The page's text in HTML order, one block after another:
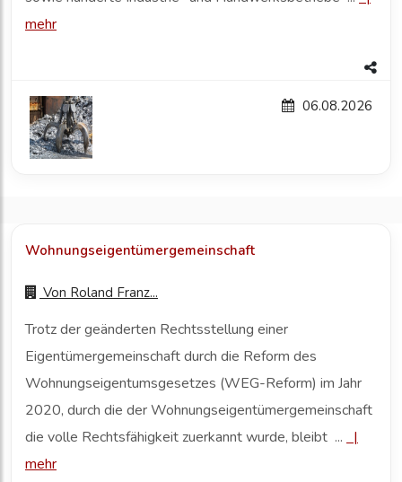
mehr
06.08.2026
Wohnungseigentümergemeinschaft
Von Roland Franz...
Trotz der geänderten Rechtsstellung einer
Eigentümergemeinschaft durch die Reform des
Wohnungseigentumsgesetzes (WEG-Reform) im Jahr
2020, durch die der Wohnungseigentümergemeinschaft
die volle Rechtsfähigkeit zuerkannt wurde, bleibt ...
|
mehr